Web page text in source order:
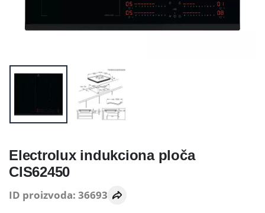
Electrolux indukciona ploča
CIS62450
ID proizvoda: 36693